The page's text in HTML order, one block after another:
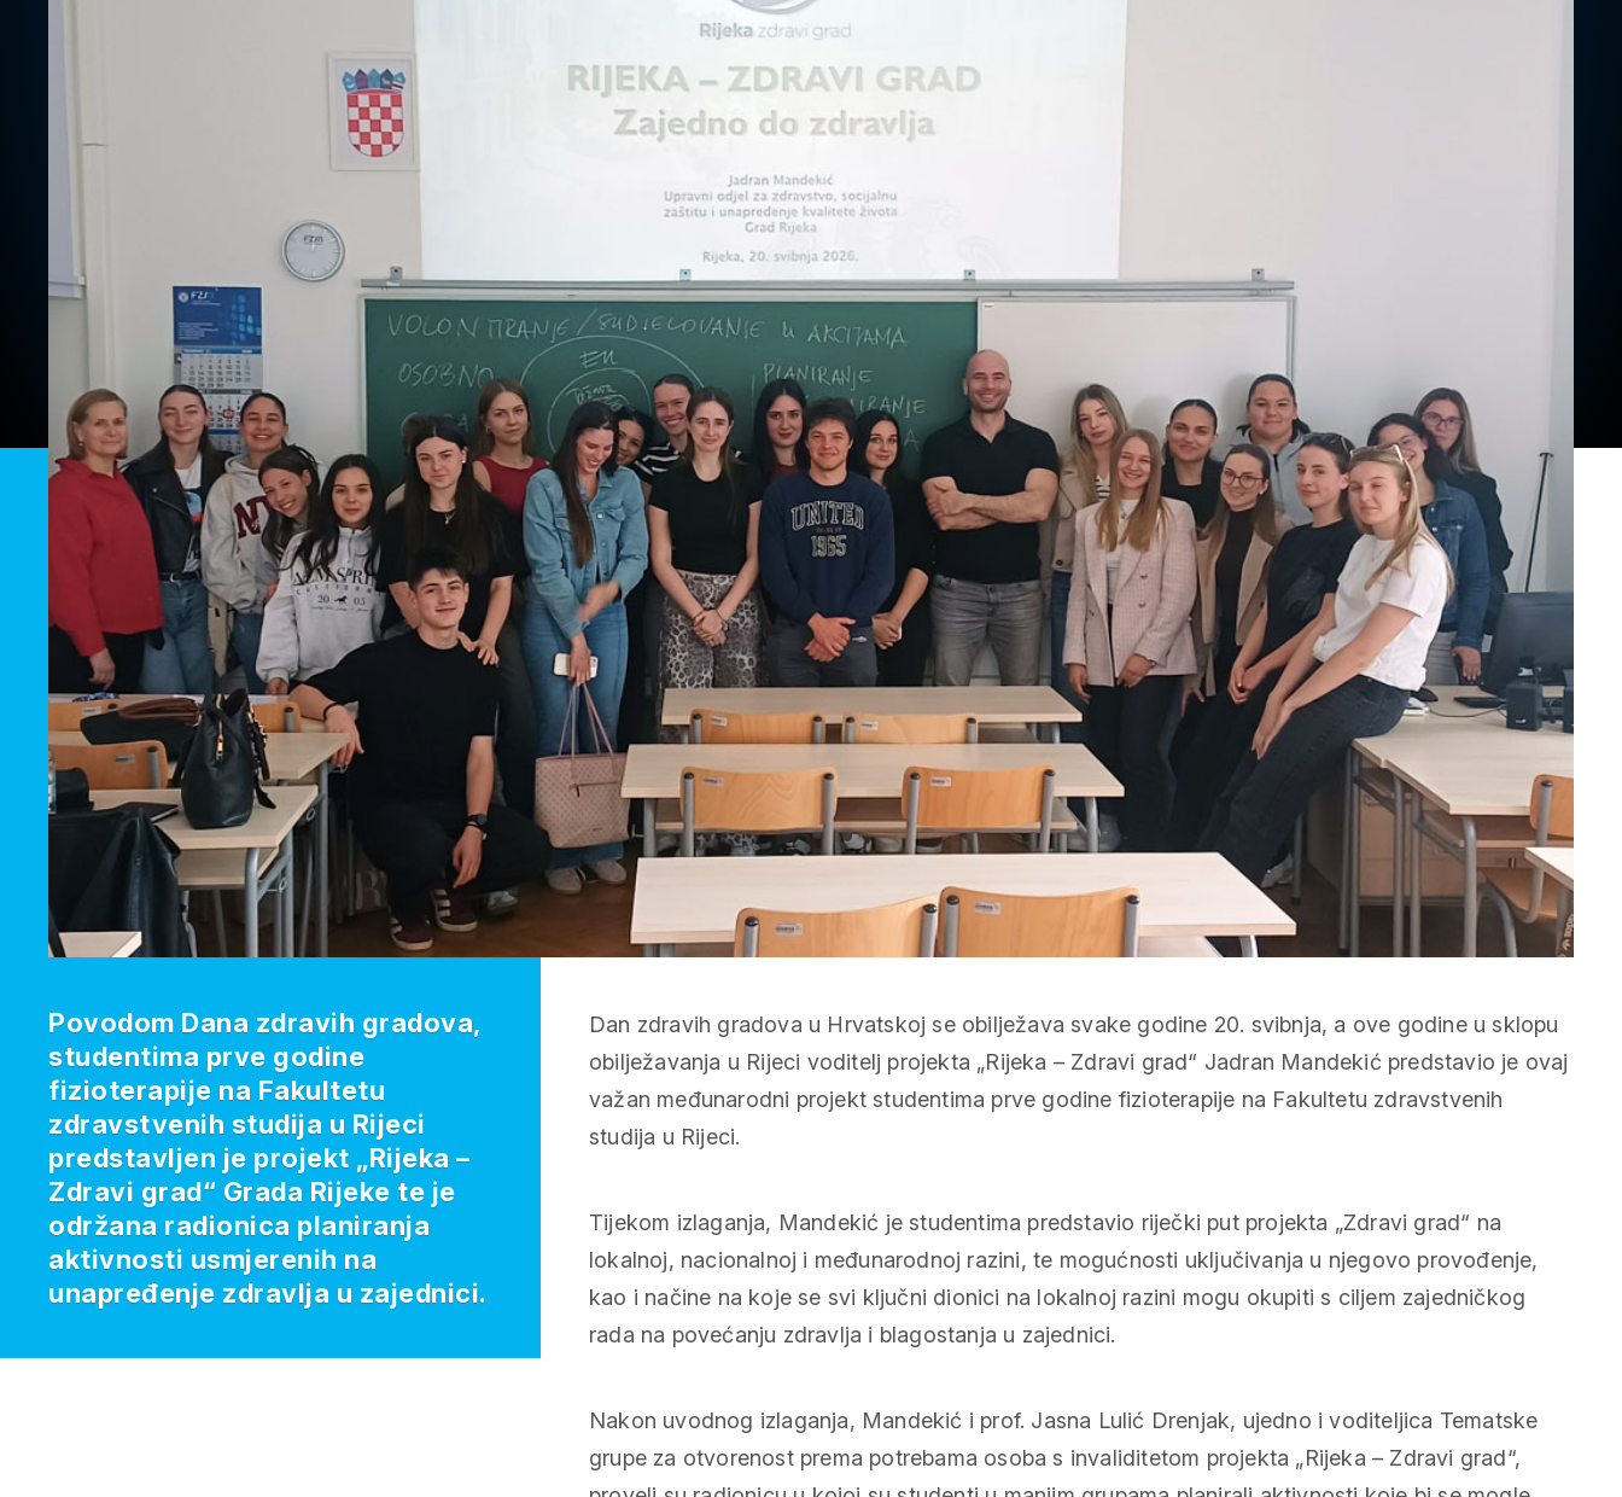
Dan zdravih gradova u Hrvatskoj se obilježava svake godine 20. svibnja, a ove godine u sklopu
obilježavanja u Rijeci voditelj projekta „Rijeka – Zdravi grad“ Jadran Mandekić predstavio je ovaj
važan međunarodni projekt studentima prve godine fizioterapije na Fakultetu zdravstvenih
studija u Rijeci.
Tijekom izlaganja, Mandekić je studentima predstavio riječki put projekta „Zdravi grad“ na
lokalnoj, nacionalnoj i međunarodnoj razini, te mogućnosti uključivanja u njegovo provođenje,
kao i načine na koje se svi ključni dionici na lokalnoj razini mogu okupiti s ciljem zajedničkog
rada na povećanju zdravlja i blagostanja u zajednici.
Nakon uvodnog izlaganja, Mandekić i prof. Jasna Lulić Drenjak, ujedno i voditeljica Tematske
grupe za otvorenost prema potrebama osoba s invaliditetom projekta „Rijeka – Zdravi grad“,
Povodom Dana zdravih gradova,
studentima prve godine
fizioterapije na Fakultetu
zdravstvenih studija u Rijeci
predstavljen je projekt „Rijeka –
Zdravi grad“ Grada Rijeke te je
održana radionica planiranja
aktivnosti usmjerenih na
unapređenje zdravlja u zajednici.